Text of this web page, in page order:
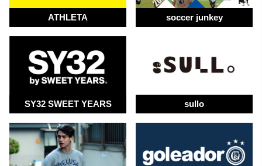
ATHLETA soccer junkey
SY32 SWEET YEARS sullo